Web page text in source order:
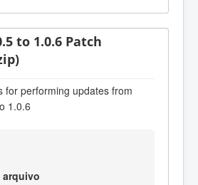
to 1.0.6 Patch
for performing updates from
1.0.6
arquivo